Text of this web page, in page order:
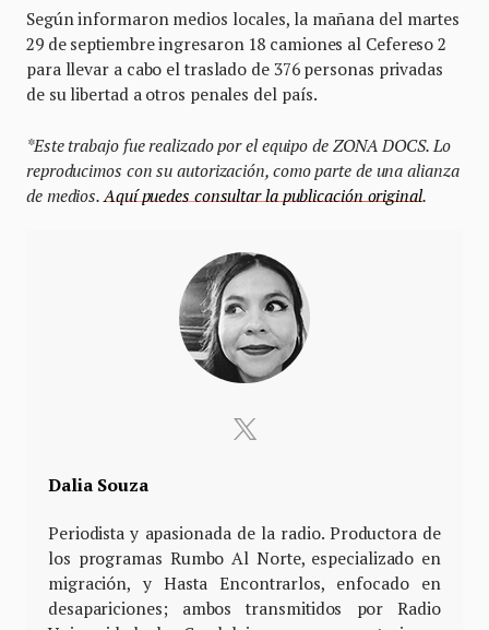
Según informaron medios locales, la mañana del martes
29 de septiembre ingresaron 18 camiones al Cefereso 2
para llevar a cabo el traslado de 376 personas privadas
de su libertad a otros penales del país.
*Este trabajo fue realizado por el equipo de ZONA DOCS. Lo
reproducimos con su autorización, como parte de una alianza
de medios. Aquí puedes consultar la publicación original.
Dalia Souza
Periodista y apasionada de la radio. Productora de
los programas Rumbo Al Norte, especializado en
migración, y Hasta Encontrarlos, enfocado en
desapariciones; ambos transmitidos por Radio